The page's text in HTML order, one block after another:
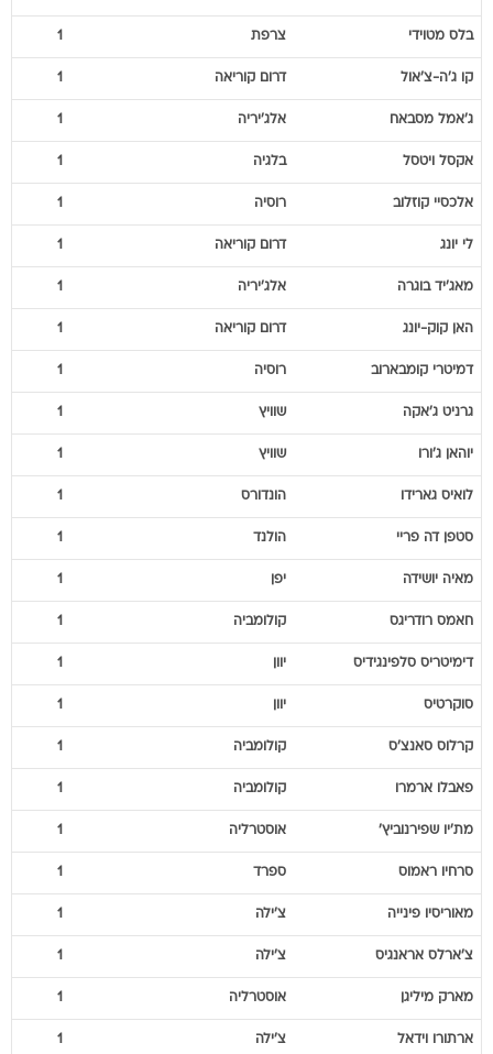
בלס מטוידי צרפת 1
קו ג'ה-צ'אול דרום קוריאה 1
ג'אמל מסבאח אלג'יריה 1
אקסל ויטסל בלגיה 1
אלכסיי קוזלוב רוסיה 1
לי יונג דרום קוריאה 1
מאג'יד בוגרה אלג'יריה 1
האן קוק-יונג דרום קוריאה 1
דמיטרי קומבארוב רוסיה 1
גרניט ג'אקה שוויץ 1
יוהאן ג'ורו שוויץ 1
לואיס גארידו הונדורס 1
סטפן דה פריי הולנד 1
מאיה יושידה יפן 1
חאמס רודריגס קולומביה 1
דימיטריס סלפינגידיס יוון 1
סוקרטיס יוון 1
קרלוס סאנצ'ס קולומביה 1
פאבלו ארמרו קולומביה 1
מת'יו שפירנוביץ' אוסטרליה 1
סרחיו ראמוס ספרד 1
מאוריסיו פינייה צ'ילה 1
צ'ארלס אראנגיס צ'ילה 1
מארק מיליגן אוסטרליה 1
ארתורו וידאל צ'ילה 1